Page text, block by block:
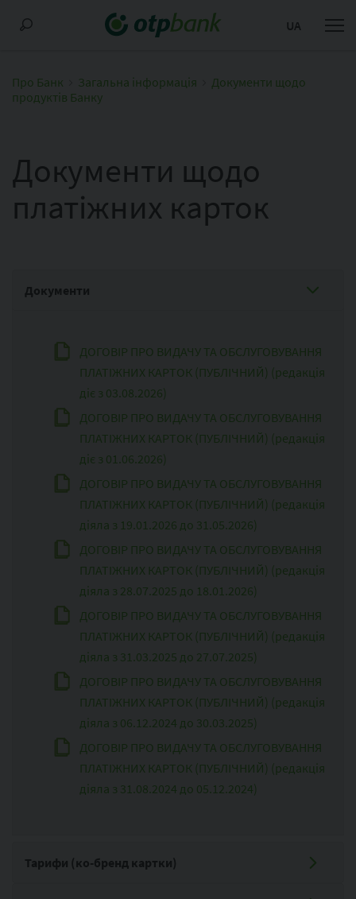
UA
Про Банк Загальна інформація
Документи щодо
продуктів Банку
Документи щодо
платіжних карток
Документи
ДОГОВІР ПРО ВИДАЧУ ТА ОБСЛУГОВУВАННЯ
ПЛАТІЖНИХ КАРТОК (ПУБЛІЧНИЙ) (редакція
діє з 03.08.2026)
ДОГОВІР ПРО ВИДАЧУ ТА ОБСЛУГОВУВАННЯ
ПЛАТІЖНИХ КАРТОК (ПУБЛІЧНИЙ) (редакція
діє з 01.06.2026)
ДОГОВІР ПРО ВИДАЧУ ТА ОБСЛУГОВУВАННЯ
ПЛАТІЖНИХ КАРТОК (ПУБЛІЧНИЙ) (редакція
діяла з 19.01.2026 до 31.05.2026)
ДОГОВІР ПРО ВИДАЧУ ТА ОБСЛУГОВУВАННЯ
ПЛАТІЖНИХ КАРТОК (ПУБЛІЧНИЙ) (редакція
діяла з 28.07.2025 до 18.01.2026)
ДОГОВІР ПРО ВИДАЧУ ТА ОБСЛУГОВУВАННЯ
ПЛАТІЖНИХ КАРТОК (ПУБЛІЧНИЙ) (редакція
діяла з 31.03.2025 до 27.07.2025)
ДОГОВIР ПРО ВИДАЧУ ТА ОБСЛУГОВУВАННЯ
ПЛАТІЖНИХ КАРТОК (ПУБЛІЧНИЙ) (редакція
діяла з 06.12.2024 до 30.03.2025)
ДОГОВIР ПРО ВИДАЧУ ТА ОБСЛУГОВУВАННЯ
ПЛАТІЖНИХ КАРТОК (ПУБЛІЧНИЙ) (редакція
діяла з 31.08.2024 до 05.12.2024)
Тарифи (ко-бренд картки)